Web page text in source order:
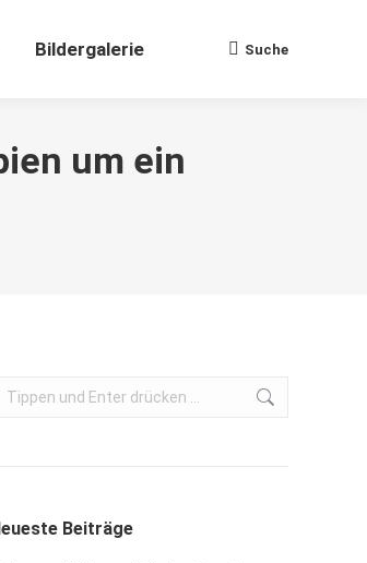
Bildergalerie Search:
Suche
um ein
Beiträge